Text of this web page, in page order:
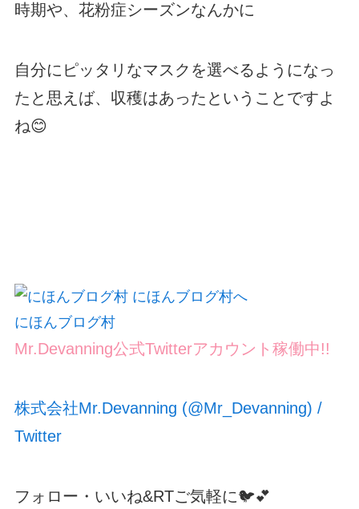
時期や、花粉症シーズンなんかに
自分にピッタリなマスクを選べるようになっ
たと思えば、収穫はあったということですよ
ね😊
にほんブログ村
Mr.Devanning公式Twitterアカウント稼働中!!
株式会社Mr.Devanning (@Mr_Devanning) /
Twitter
フォロー・いいね&RTご気軽に🐦💕